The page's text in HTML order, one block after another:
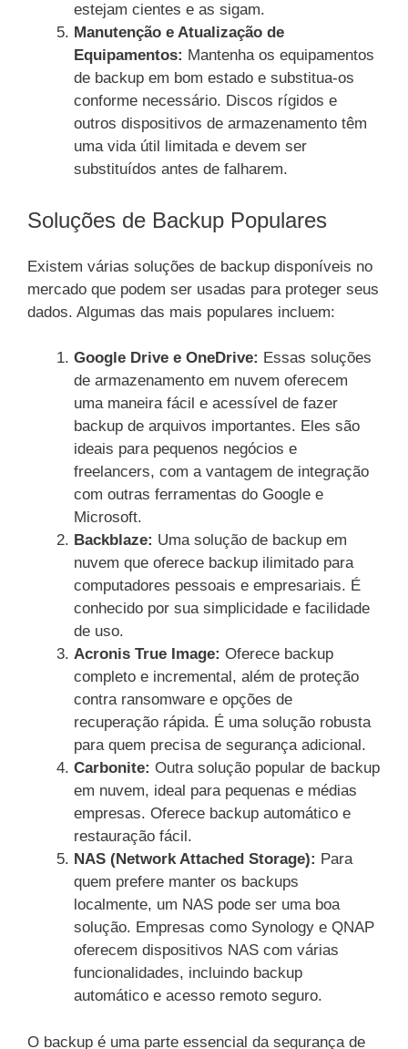
estejam cientes e as sigam.
Manutenção e Atualização de
Equipamentos: Mantenha os equipamentos
de backup em bom estado e substitua-os
conforme necessário. Discos rígidos e
outros dispositivos de armazenamento têm
uma vida útil limitada e devem ser
substituídos antes de falharem.
Soluções de Backup Populares
Existem várias soluções de backup disponíveis no
mercado que podem ser usadas para proteger seus
dados. Algumas das mais populares incluem:
Google Drive e OneDrive: Essas soluções
de armazenamento em nuvem oferecem
uma maneira fácil e acessível de fazer
backup de arquivos importantes. Eles são
ideais para pequenos negócios e
freelancers, com a vantagem de integração
com outras ferramentas do Google e
Microsoft.
Backblaze: Uma solução de backup em
nuvem que oferece backup ilimitado para
computadores pessoais e empresariais. É
conhecido por sua simplicidade e facilidade
de uso.
Acronis True Image: Oferece backup
completo e incremental, além de proteção
contra ransomware e opções de
recuperação rápida. É uma solução robusta
para quem precisa de segurança adicional.
Carbonite: Outra solução popular de backup
em nuvem, ideal para pequenas e médias
empresas. Oferece backup automático e
restauração fácil.
NAS (Network Attached Storage): Para
quem prefere manter os backups
localmente, um NAS pode ser uma boa
solução. Empresas como Synology e QNAP
oferecem dispositivos NAS com várias
funcionalidades, incluindo backup
automático e acesso remoto seguro.
O backup é uma parte essencial da segurança de